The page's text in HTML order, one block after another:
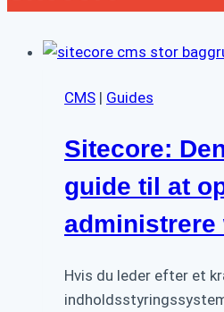
CMS | Guides
Sitecore:
guide til at
administrere
Hvis du leder efter et